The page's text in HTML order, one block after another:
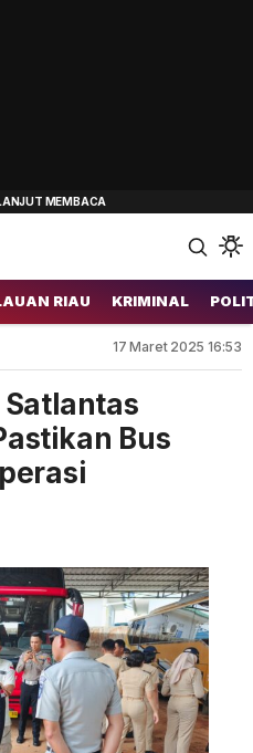
RIAU KRIMINAL
17 Maret 2025 16:53
Bus